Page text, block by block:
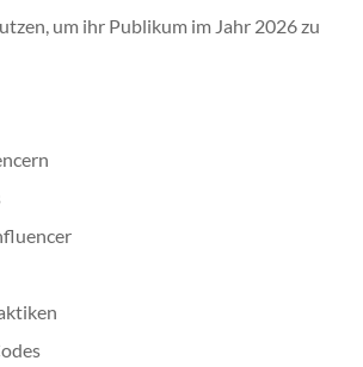
um ihr Publikum im Jahr 2026 zu